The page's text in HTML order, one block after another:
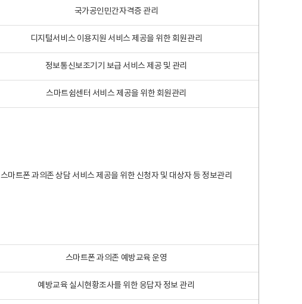
국가공인민간자격증 관리
디지털서비스 이용지원 서비스 제공을 위한 회원관리
정보통신보조기기 보급 서비스 제공 및 관리
스마트쉼센터 서비스 제공을 위한 회원관리
스마트폰 과의존 상담 서비스 제공을 위한 신청자 및 대상자 등 정보관리
스마트폰 과의존 예방교육 운영
예방교육 실시현황조사를 위한 응답자 정보 관리